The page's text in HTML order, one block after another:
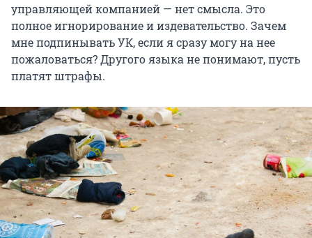
управляющей компанией — нет смысла. Это
полное игнорирование и издевательство. Зачем
мне подпинывать УК, если я сразу могу на нее
пожаловаться? Другого языка не понимают, пусть
платят штрафы.